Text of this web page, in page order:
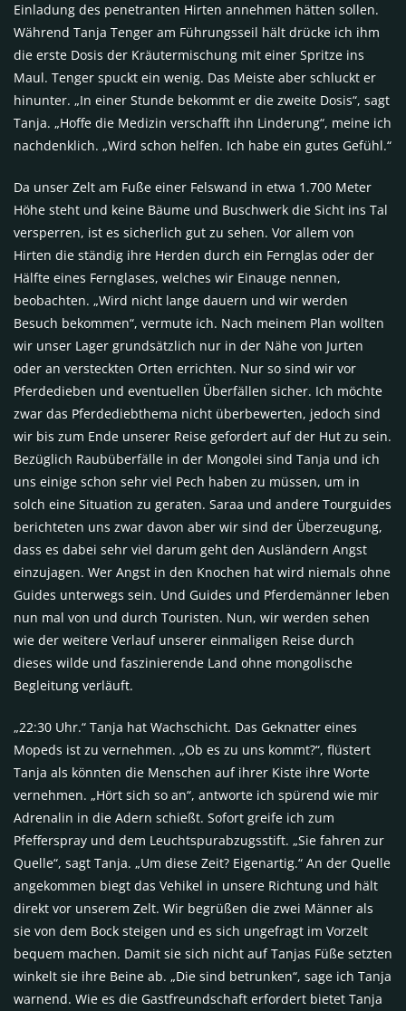
Einladung des penetranten Hirten annehmen hätten sollen.
Während Tanja Tenger am Führungsseil hält drücke ich ihm
die erste Dosis der Kräutermischung mit einer Spritze ins
Maul. Tenger spuckt ein wenig. Das Meiste aber schluckt er
hinunter. „In einer Stunde bekommt er die zweite Dosis“, sagt
Tanja. „Hoffe die Medizin verschafft ihn Linderung“, meine ich
nachdenklich. „Wird schon helfen. Ich habe ein gutes Gefühl.“
Da unser Zelt am Fuße einer Felswand in etwa 1.700 Meter
Höhe steht und keine Bäume und Buschwerk die Sicht ins Tal
versperren, ist es sicherlich gut zu sehen. Vor allem von
Hirten die ständig ihre Herden durch ein Fernglas oder der
Hälfte eines Fernglases, welches wir Einauge nennen,
beobachten. „Wird nicht lange dauern und wir werden
Besuch bekommen“, vermute ich. Nach meinem Plan wollten
wir unser Lager grundsätzlich nur in der Nähe von Jurten
oder an versteckten Orten errichten. Nur so sind wir vor
Pferdedieben und eventuellen Überfällen sicher. Ich möchte
zwar das Pferdediebthema nicht überbewerten, jedoch sind
wir bis zum Ende unserer Reise gefordert auf der Hut zu sein.
Bezüglich Raubüberfälle in der Mongolei sind Tanja und ich
uns einige schon sehr viel Pech haben zu müssen, um in
solch eine Situation zu geraten. Saraa und andere Tourguides
berichteten uns zwar davon aber wir sind der Überzeugung,
dass es dabei sehr viel darum geht den Ausländern Angst
einzujagen. Wer Angst in den Knochen hat wird niemals ohne
Guides unterwegs sein. Und Guides und Pferdemänner leben
nun mal von und durch Touristen. Nun, wir werden sehen
wie der weitere Verlauf unserer einmaligen Reise durch
dieses wilde und faszinierende Land ohne mongolische
Begleitung verläuft.
„22:30 Uhr.“ Tanja hat Wachschicht. Das Geknatter eines
Mopeds ist zu vernehmen. „Ob es zu uns kommt?“, flüstert
Tanja als könnten die Menschen auf ihrer Kiste ihre Worte
vernehmen. „Hört sich so an“, antworte ich spürend wie mir
Adrenalin in die Adern schießt. Sofort greife ich zum
Pfefferspray und dem Leuchtspurabzugsstift. „Sie fahren zur
Quelle“, sagt Tanja. „Um diese Zeit? Eigenartig.“ An der Quelle
angekommen biegt das Vehikel in unsere Richtung und hält
direkt vor unserem Zelt. Wir begrüßen die zwei Männer als
sie von dem Bock steigen und es sich ungefragt im Vorzelt
bequem machen. Damit sie sich nicht auf Tanjas Füße setzten
winkelt sie ihre Beine ab. „Die sind betrunken“, sage ich Tanja
warnend. Wie es die Gastfreundschaft erfordert bietet Tanja